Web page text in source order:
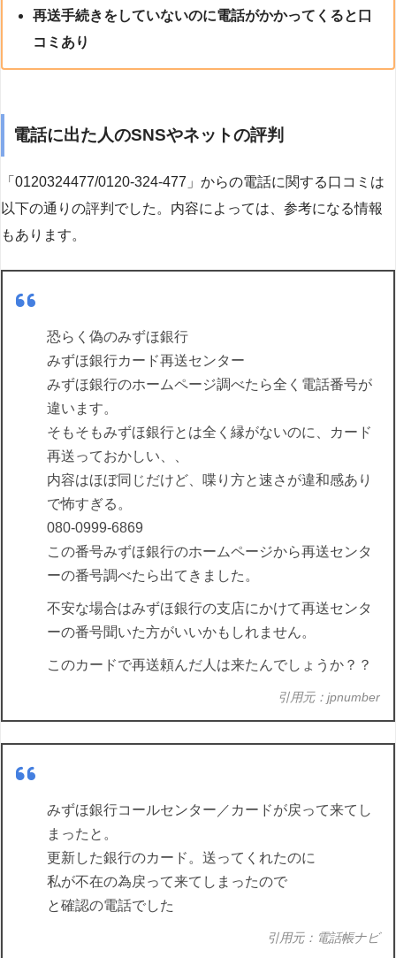
再送手続きをしていないのに電話がかかってくると口
コミあり
電話に出た人のSNSやネットの評判
「0120324477/0120-324-477」からの電話に関する口コミは
以下の通りの評判でした。内容によっては、参考になる情報
もあります。
恐らく偽のみずほ銀行
みずほ銀行カード再送センター
みずほ銀行のホームページ調べたら全く電話番号が
違います。
そもそもみずほ銀行とは全く縁がないのに、カード
再送っておかしい、、
内容はほぼ同じだけど、喋り方と速さが違和感あり
で怖すぎる。
080-0999-6869
この番号みずほ銀行のホームページから再送センタ
ーの番号調べたら出てきました。
不安な場合はみずほ銀行の支店にかけて再送センタ
ーの番号聞いた方がいいかもしれません。
このカードで再送頼んだ人は来たんでしょうか？？
引用元：jpnumber
みずほ銀行コールセンター／カードが戻って来てし
まったと。
更新した銀行のカード。送ってくれたのに
私が不在の為戻って来てしまったので
と確認の電話でした
引用元：電話帳ナビ